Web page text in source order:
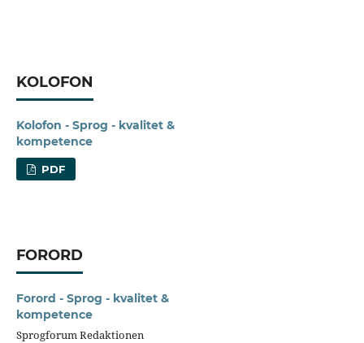
KOLOFON
Kolofon - Sprog - kvalitet &
kompetence
PDF
FORORD
Forord - Sprog - kvalitet &
kompetence
Sprogforum Redaktionen